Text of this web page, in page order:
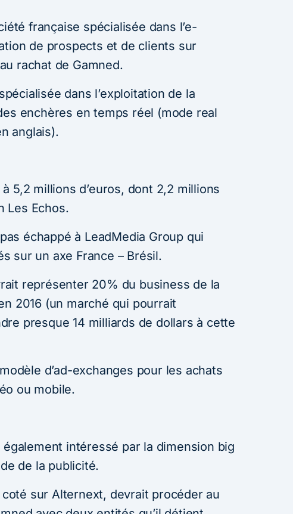
française spécialisée dans l’e-
de prospects et de clients sur
rachat de Gamned.
dans l’exploitation de la
enchères en temps réel (mode real
anglais).
5,2 millions d’euros, dont 2,2 millions
Les Echos.
échappé à LeadMedia Group qui
sur un axe France – Brésil.
représenter 20% du business de la
2016 (un marché qui pourrait
presque 14 milliards de dollars à cette
d’ad-exchanges pour les achats
ou mobile.
intéressé par la dimension big
de la publicité.
sur Alternext, devrait procéder au